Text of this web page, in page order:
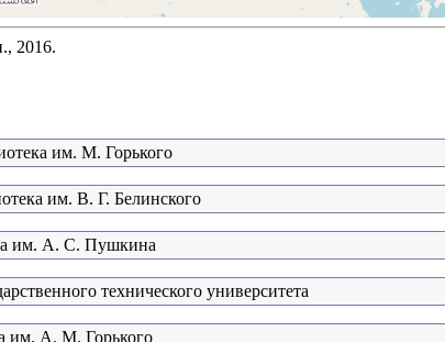
2016.
им. М. Горького
им. В. Г. Белинского
им. А. С. Пушкина
технического университета
им. А. М. Горького